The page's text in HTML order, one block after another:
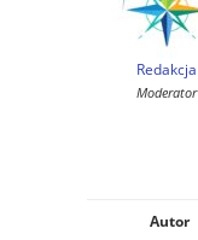
Redakcja
Moderator
Autor